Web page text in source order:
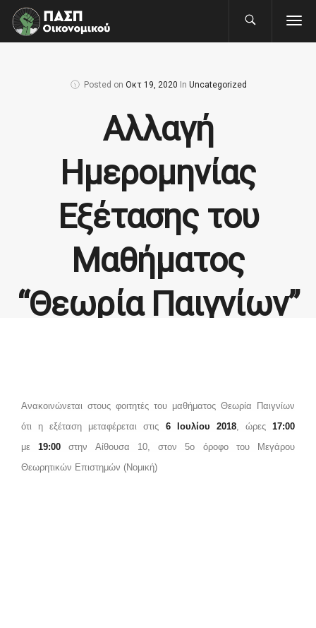
Posted on Οκτ 19, 2020 In Uncategorized
Αλλαγή
Ημερομηνίας
Εξέτασης του
Μαθήματος
“Θεωρία Παιγνίων”
Ανακοινώνεται στους φοιτητές του μαθήματος Θεωρία Παιγνίων
ότι η εξέταση μεταφέρεται στις 6 Ιουλίου 2018, ώρες17:00
με19:00 στην Αίθουσα 10, στον 5ο όροφο του Μεγάρου
Θεωρητικών Επιστημών (Νομική)